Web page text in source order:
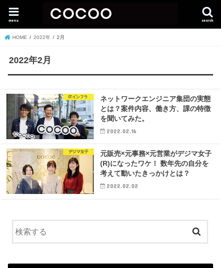
search
menu
HOME 2022年 2月
2022年2月
ITインフラ
ネットワークエンジニア集団の実態
とは？案件内容、働き方、課の特徴
を聞いてみた。
2022.02.16
デジマ女子
元販売×元事務×元営業がデジマ女子
(R)になったワケ！ 数年先の自分を
考えて動いたきっかけとは？
2022.02.02